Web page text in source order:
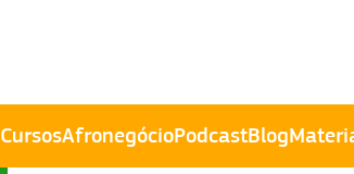
CursosAfronegócioPodcastBlog